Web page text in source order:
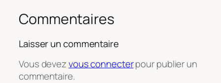
Commentaires
Laisser un commentaire
Vous devezvous connecterpour publier un
commentaire.